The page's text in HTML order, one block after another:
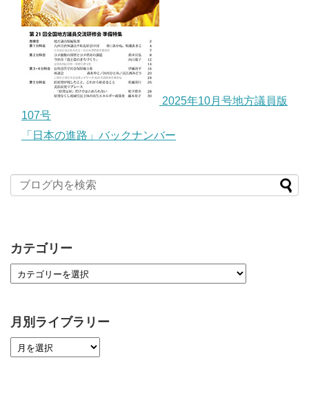
2025年10月号地方議員版
107号
「日本の進路」バックナンバー
カテゴリー
月別ライブラリー